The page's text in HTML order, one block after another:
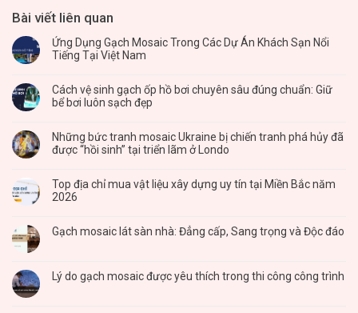
Bài viết liên quan
Ứng Dụng Gạch Mosaic Trong Các Dự Án Khách Sạn Nổi
Tiếng Tại Việt Nam
Cách vệ sinh gạch ốp hồ bơi chuyên sâu đúng chuẩn: Giữ
bể bơi luôn sạch đẹp
Những bức tranh mosaic Ukraine bị chiến tranh phá hủy đã
được “hồi sinh” tại triển lãm ở Londo
Top địa chỉ mua vật liệu xây dựng uy tín tại Miền Bắc năm
2026
Gạch mosaic lát sàn nhà: Đẳng cấp, Sang trọng và Độc đáo
Lý do gạch mosaic được yêu thích trong thi công công trình